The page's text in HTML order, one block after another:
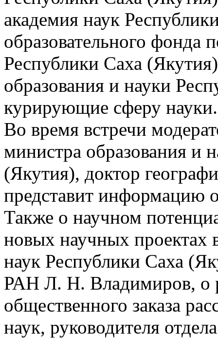
академия наук
образовательного
Республики Саха
образования и науки
курирующие сферу науки.
Во время встречи
министра образования и
(Якутия), доктор
представит информацию
Также о научном
новых научных проектах
наук Республики Саха
РАН Л. Н. Владимиров, о
общественного заказа
наук, руководителя